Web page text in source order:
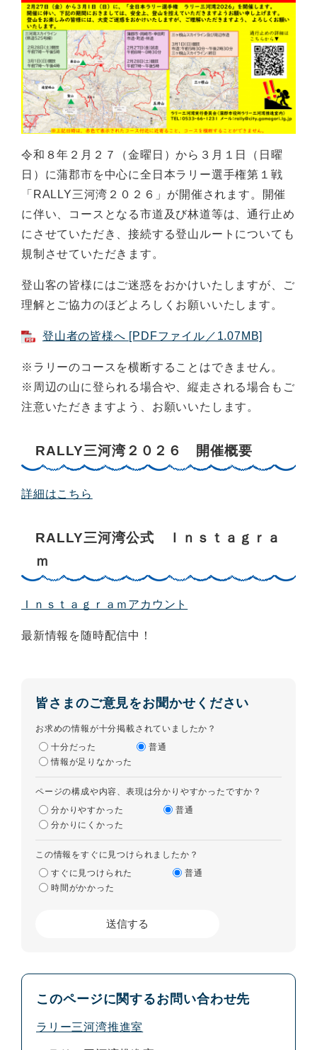
令和８年２月２７（金曜日）から３月１日（日曜
日）に蒲郡市を中心に全日本ラリー選手権第１戦
「RALLY三河湾２０２６」が開催されます。開催
に伴い、コースとなる市道及び林道等は、通行止め
にさせていただき、接続する登山ルートについても
規制させていただきます。
登山客の皆様にはご迷惑をおかけいたしますが、ご
理解とご協力のほどよろしくお願いいたします。
登山者の皆様へ [PDFファイル／1.07MB]
※ラリーのコースを横断することはできません。
※周辺の山に登られる場合や、縦走される場合もご
注意いただきますよう、お願いいたします。
RALLY三河湾２０２６ 開催概要
詳細はこちら
RALLY三河湾公式 Ｉｎｓｔａｇｒａ
ｍ
Ｉｎｓｔａｇｒａｍアカウント
最新情報を随時配信中！
皆さまのご意見をお聞かせください
お求めの情報が十分掲載されていましたか？
十分だった
普通
情報が足りなかった
ページの構成や内容、表現は分かりやすかったですか？
分かりやすかった
普通
分かりにくかった
この情報をすぐに見つけられましたか？
すぐに見つけられた
普通
時間がかかった
このページに関するお問い合わせ先
ラリー三河湾推進室